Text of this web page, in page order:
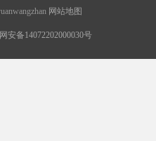
网站地图
安备14072202000030号